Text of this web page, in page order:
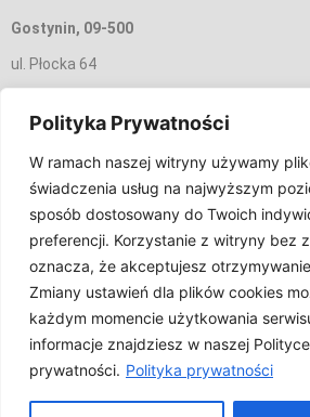
Polityka Prywatności
W ramach naszej witryny używamy
świadczenia usług na najwyższym
sposób dostosowany do Twoich
preferencji. Korzystanie z witryny bez
oznacza, że akceptujesz
Zmiany ustawień dla plików cookies
każdym momencie użytkowania
informacje znajdziesz w naszej Polityce
prywatności. Polityka prywatności
Gostynin, 09-500
ul. Płocka 64
INFORMACJA
Czas realizacji zamówienie 24
(od poniedziałku do piątku)